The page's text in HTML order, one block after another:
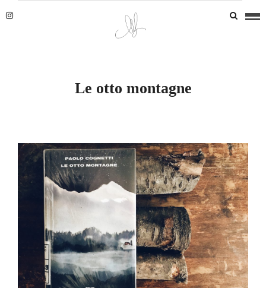
Le otto montagne